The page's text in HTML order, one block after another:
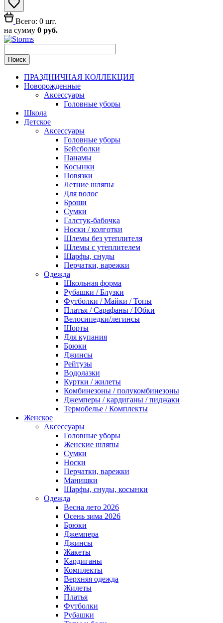
Всего: 0 шт.
на сумму 0 руб.
ПРАЗДНИЧНАЯ КОЛЛЕКЦИЯ
Новорожденные
Аксессуары
Головные уборы
Школа
Детское
Аксессуары
Головные уборы
Бейсболки
Панамы
Косынки
Повязки
Летние шляпы
Для волос
Броши
Сумки
Галстук-бабочка
Носки / колготки
Шлемы без утеплителя
Шлемы с утеплителем
Шарфы, снуды
Перчатки, варежки
Одежда
Школьная форма
Рубашки / Блузки
Футболки / Майки / Топы
Платья / Сарафаны / Юбки
Велосипедки/легинсы
Шорты
Для купания
Брюки
Джинсы
Рейтузы
Водолазки
Куртки / жилеты
Комбинезоны / полукомбинезоны
Джемперы / кардиганы / пиджаки
Термобелье / Комплекты
Женское
Аксессуары
Головные уборы
Женские шляпы
Сумки
Носки
Перчатки, варежки
Манишки
Шарфы, снуды, косынки
Одежда
Весна лето 2026
Осень зима 2026
Брюки
Джемпера
Джинсы
Жакеты
Кардиганы
Комплекты
Верхняя одежда
Жилеты
Платья
Футболки
Рубашки